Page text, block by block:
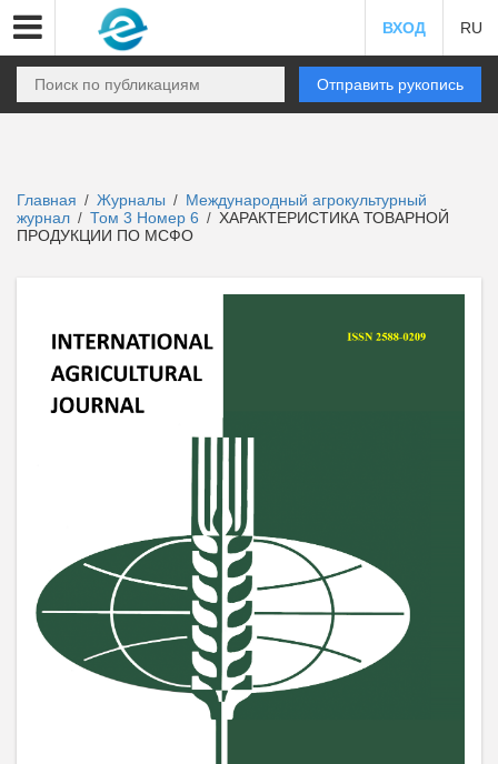
ВХОД RU
Отправить рукопись
Главная / Журналы / Международный агрокультурный
журнал / Том 3 Номер 6 / ХАРАКТЕРИСТИКА ТОВАРНОЙ
ПРОДУКЦИИ ПО МСФО